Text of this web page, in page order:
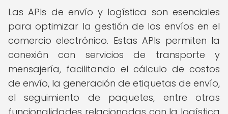
Las APIs de envío y logística son esenciales
para optimizar la gestión de los envíos en el
comercio electrónico. Estas APIs permiten la
conexión con servicios de transporte y
mensajería, facilitando el cálculo de costos
de envío, la generación de etiquetas de envío,
el seguimiento de paquetes, entre otras